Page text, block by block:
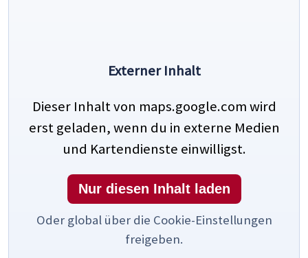
Externer Inhalt
Dieser Inhalt von maps.google.com wird
erst geladen, wenn du in externe Medien
und Kartendienste einwilligst.
Nur diesen Inhalt laden
Oder global über die Cookie-Einstellungen
freigeben.